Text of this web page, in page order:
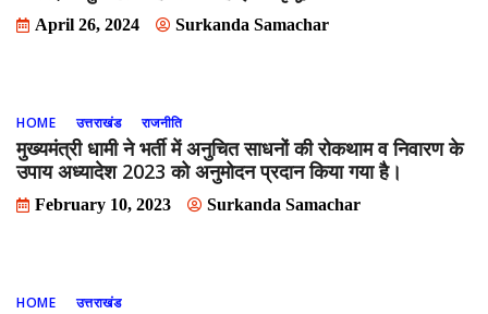
April 26, 2024 Surkanda Samachar
HOME उत्तराखंड राजनीति
मुख्यमंत्री धामी ने भर्ती में अनुचित साधनों की रोकथाम व निवारण के
उपाय अध्यादेश 2023 को अनुमोदन प्रदान किया गया है।
February 10, 2023 Surkanda Samachar
HOME उत्तराखंड